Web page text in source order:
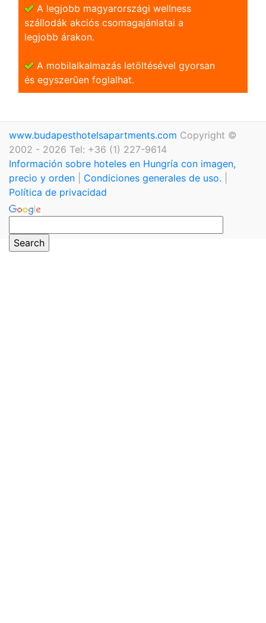
A legjobb magyarországi wellness
szállodák akciós csomagajánlatai a
legjobb árakon.
A mobilalkalmazás letöltésével gyorsan
és egyszerũen foglalhat.
www.budapesthotelsapartments.com Copyright ©
2002 - 2026 Tel: +36 (1) 227-9614
Información sobre hoteles en Hungría con imagen,
precio y orden
Condiciones generales de uso.
Política de privacidad